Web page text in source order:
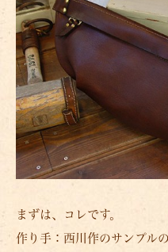
まずは、コレです。
作り手：西川作のサンプル